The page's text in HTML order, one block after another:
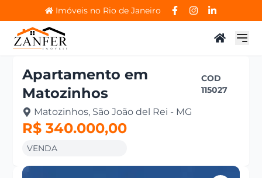
Imóveis no Rio de Janeiro
Apartamento em
Matozinhos
COD
115027
Matozinhos, São João del Rei - MG
R$ 340.000,00
VENDA